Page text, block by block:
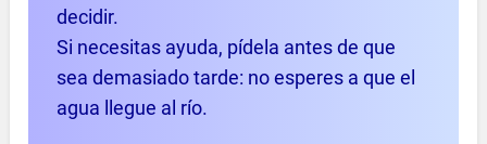
decidir.
Si necesitas ayuda, pídela antes de que
sea demasiado tarde: no esperes a que el
agua llegue al río.